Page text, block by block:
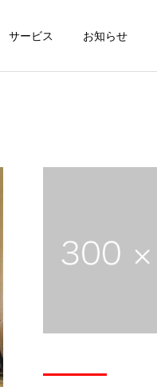
サービス お知らせ